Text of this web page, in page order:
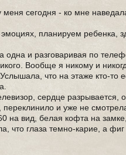
меня сегодня - ко мне
планируем ребенка,
и разговаривая по
Вообще я никому и
что на этаже кто-то
сердце разрывается,
и уже не
на вид, белая кофта на
что глаза темно-карие, а